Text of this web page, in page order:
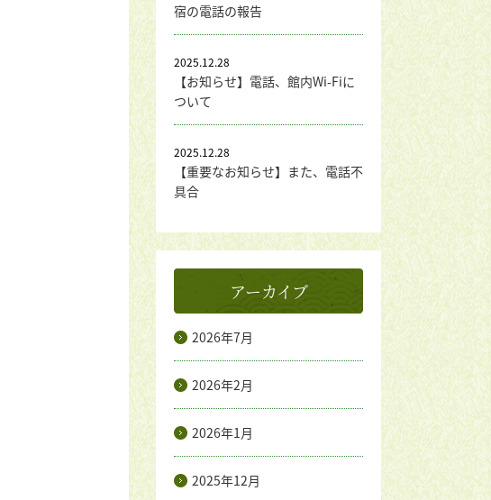
宿の電話の報告
【お知らせ】電話、館内Wi-Fiに
ついて
2025.12.28
【重要なお知らせ】また、電話不
具合
2025.12.28
アーカイブ
2026年7月
2026年2月
2026年1月
2025年12月